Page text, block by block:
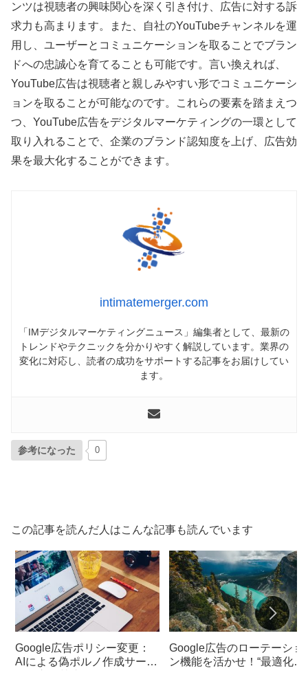
ンツは視聴者の興味関心を深く引き付け、広告に対する訴
求力も高まります。また、自社のYouTubeチャンネルを運
用し、ユーザーとコミュニケーションを取ることでブラン
ドへの忠誠心を育てることも可能です。言い換えれば、
YouTube広告は視聴者と親しみやすい形でコミュニケーシ
ョンを取ることが可能なのです。これらの要素を踏まえつ
つ、YouTube広告をデジタルマーケティングの一環として
取り入れることで、企業のブランド認知度を上げ、広告効
果を最大化することができます。
intimatemerger.com
「IMデジタルマーケティングニュース」編集者として、最新の
トレンドやテクニックを分かりやすく解説しています。業界の
変化に対応し、読者の成功をサポートする記事をお届けしてい
ます。
参考になった 0
この記事を読んだ人はこんな記事も読んでいます
Google広告ポリシー変更：
AIによる偽ポルノ作成サービ
Google広告のローテーショ
ン機能を活かせ！“最適化し